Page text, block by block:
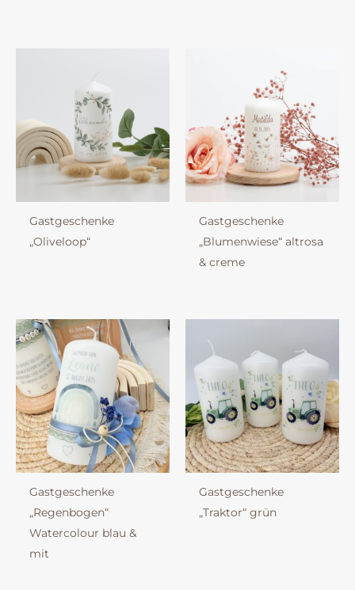
Gastgeschenke
„Oliveloop“
Gastgeschenke
„Blumenwiese“ altrosa
& creme
Gastgeschenke
„Regenbogen“
Watercolour blau &
mit
Gastgeschenke
„Traktor“ grün